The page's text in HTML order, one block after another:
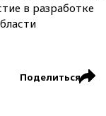
в разработке
Поделиться